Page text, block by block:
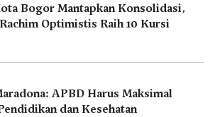
Bogor Mantapkan Konsolidasi,
Optimistis Raih 10 Kursi
APBD Harus Maksimal
dan Kesehatan